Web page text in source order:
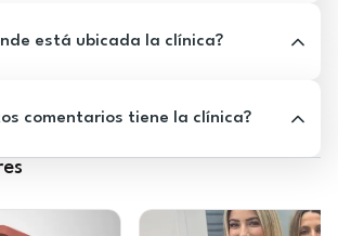
está ubicada la clínica?
comentarios tiene la clínica?